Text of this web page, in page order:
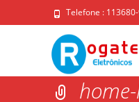
Telefone :